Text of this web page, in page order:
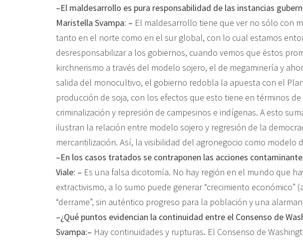
–El maldesarrollo es pura responsabilidad de las instancias
Maristella Svampa: – El maldesarrollo tiene que ver no sólo con
tanto en el norte como en el sur global, con lo cual estamos
desresponsabilizar a los gobiernos, cuando vemos que éstos
kirchnerismo a través del modelo sojero, el de megaminería y
salida del monocultivo, el gobierno redobla la apuesta con el
producción de soja, con los efectos que esto tiene en términos
criminalización y represión de campesinos e indígenas. A esto
ilustran la relación entre modelo sojero y regresión de la
mercantilización. Así, la visibilidad del agronegocio como modelo
–En los casos tratados se contraponen las acciones
Viale: – Es una falsa dicotomía. No hay región en el mundo que
extractivismo, a lo sumo puede generar “crecimiento
“derrame”, sin auténtico progreso para la población y una
–¿Qué puntos evidencian la continuidad entre el Consenso de
Svampa:– Hay continuidades y rupturas. El Consenso de